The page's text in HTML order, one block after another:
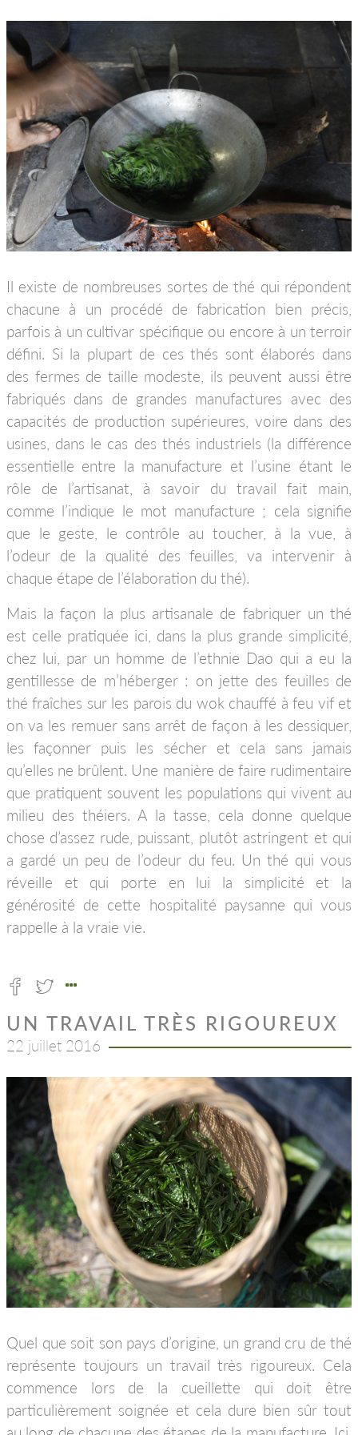
Il existe de nombreuses sortes de thé qui répondent
chacune à un procédé de fabrication bien précis,
parfois à un cultivar spécifique ou encore à un terroir
défini. Si la plupart de ces thés sont élaborés dans
des fermes de taille modeste, ils peuvent aussi être
fabriqués dans de grandes manufactures avec des
capacités de production supérieures, voire dans des
usines, dans le cas des thés industriels (la différence
essentielle entre la manufacture et l’usine étant le
rôle de l’artisanat, à savoir du travail fait main,
comme l’indique le mot manufacture ; cela signifie
que le geste, le contrôle au toucher, à la vue, à
l’odeur de la qualité des feuilles, va intervenir à
chaque étape de l’élaboration du thé).
Mais la façon la plus artisanale de fabriquer un thé
est celle pratiquée ici, dans la plus grande simplicité,
chez lui, par un homme de l’ethnie Dao qui a eu la
gentillesse de m’héberger : on jette des feuilles de
thé fraîches sur les parois du wok chauffé à feu vif et
on va les remuer sans arrêt de façon à les dessiquer,
les façonner puis les sécher et cela sans jamais
qu’elles ne brûlent. Une manière de faire rudimentaire
que pratiquent souvent les populations qui vivent au
milieu des théiers. A la tasse, cela donne quelque
chose d’assez rude, puissant, plutôt astringent et qui
a gardé un peu de l’odeur du feu. Un thé qui vous
réveille et qui porte en lui la simplicité et la
générosité de cette hospitalité paysanne qui vous
rappelle à la vraie vie.
UN TRAVAIL TRÈS RIGOUREUX
22 juillet 2016
Quel que soit son pays d’origine, un grand cru de thé
représente toujours un travail très rigoureux. Cela
commence lors de la cueillette qui doit être
particulièrement soignée et cela dure bien sûr tout